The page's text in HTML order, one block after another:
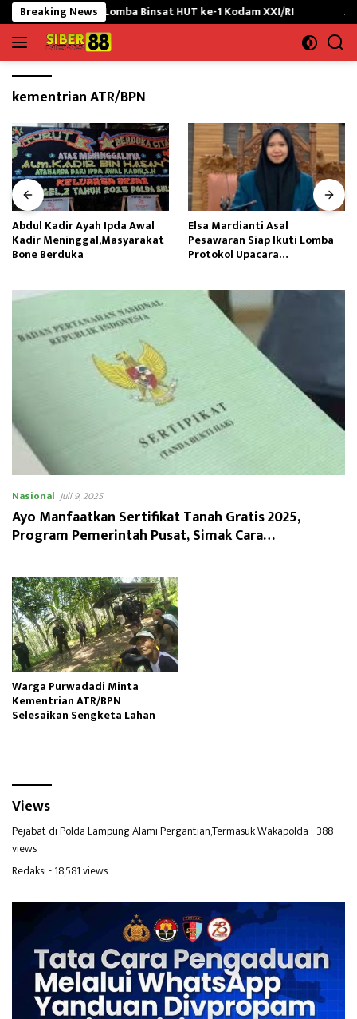
Langsung
ke
konten
Breaking News
Lomba Binsat HUT ke-1 Kodam XXI/RI Abdul
kementrian ATR/BPN
Abdul Kadir Ayah Ipda Awal
Kadir Meninggal,Masyarakat
Bone Berduka
Elsa Mardianti Asal
Pesawaran Siap Ikuti Lomba
Protokol Upacara
Nasional Juli 9, 2025
Ayo Manfaatkan Sertifikat Tanah Gratis 2025,
Program Pemerintah Pusat, Simak Cara
Warga Purwadadi Minta
Kementrian ATR/BPN
Selesaikan Sengketa Lahan
Views
Pejabat di Polda Lampung Alami Pergantian,Termasuk Wakapolda- 388
views
Redaksi- 18,581 views